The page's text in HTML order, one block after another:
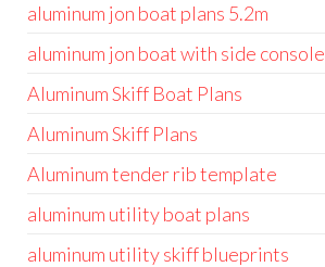
aluminum jon boat plans 5.2m
aluminum jon boat with side console
Aluminum Skiff Boat Plans
Aluminum Skiff Plans
Aluminum tender rib template
aluminum utility boat plans
aluminum utility skiff blueprints